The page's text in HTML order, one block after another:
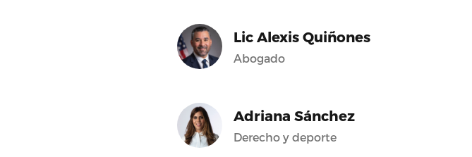
Lic Alexis Quiñones
Abogado
Adriana Sánchez
Derecho y deporte